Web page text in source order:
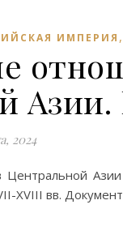
ИМПЕРИЯ ,
Азии.
2024
XVIII вв.